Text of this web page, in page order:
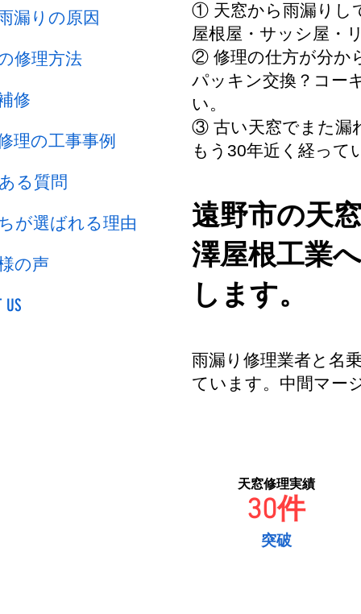
漏りの原因
修理方法
修
理の工事事例
る質問
が選ばれる理由
の声
US
① 天窓から雨漏りし
屋根屋・サッシ屋・
② 修理の仕方が分か
パッキン交換？コー
い。
③ 古い天窓でまた漏
もう30年近く経って
遠野市の天
澤屋根工業
します。
雨漏り修理業者と名
ています。中間マー
天窓修理実績
30件
突破